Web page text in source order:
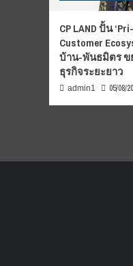
CP LAND ปั้น
Customer
บ้าน-พันธมิตร ข
ธุรกิจระยะยาว
admin1 05/08/